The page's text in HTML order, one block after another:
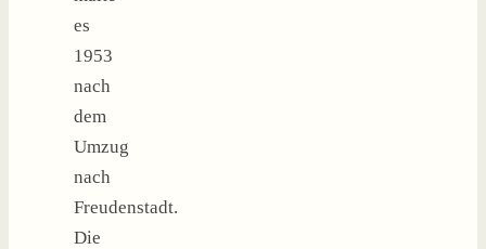
es
1953
nach
dem
Umzug
nach
Freudenstadt.
Die